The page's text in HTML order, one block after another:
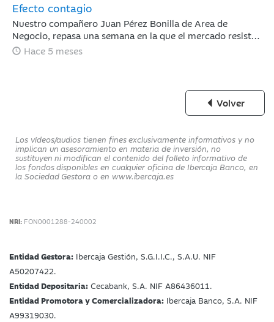
Efecto contagio
Nuestro compañero Juan Pérez Bonilla de Area de
Negocio, repasa una semana en la que el mercado resiste
tras estar condicionado por el 'efecto contagio' entre el
Hace 5 meses
Volver
Los vídeos/audios tienen fines exclusivamente informativos y no
implican un asesoramiento en materia de inversión, no
sustituyen ni modifican el contenido del folleto informativo de
los fondos disponibles en cualquier oficina de Ibercaja Banco, en
la Sociedad Gestora o en www.ibercaja.es
NRI: FON0001288-240002
Entidad Gestora: Ibercaja Gestión, S.G.I.I.C., S.A.U. NIF
A50207422.
Entidad Depositaria: Cecabank, S.A. NIF A86436011.
Entidad Promotora y Comercializadora: Ibercaja Banco, S.A. NIF
A99319030.